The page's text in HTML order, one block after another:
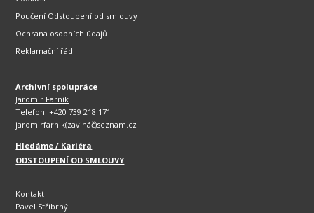
Poučení Odstoupení od smlouvy
Ochrana osobních údajů
Reklamační řád
Archivní spolupráce
Jaromír Farník
Telefon: +420 739 218 171
jaromirfarnik(zavináč)seznam.cz
Hledáme / Kariéra
ODSTOUPENÍ OD SMLOUVY
Kontakt
Pavel Stříbrný